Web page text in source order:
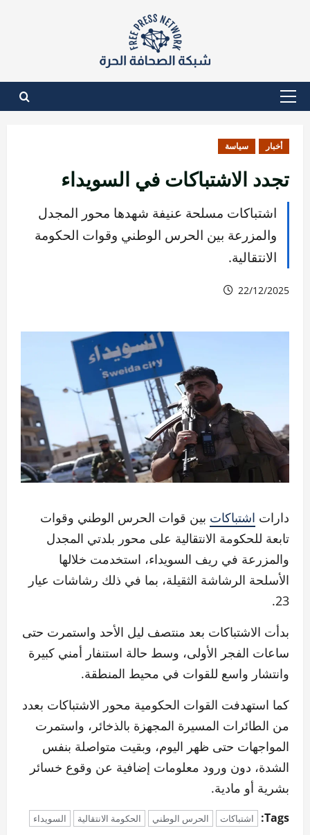
القائمة
أخبار سياسة
تجدد الاشتباكات في السويداء
اشتباكات مسلحة عنيفة شهدها محور المجدل
والمزرعة بين الحرس الوطني وقوات الحكومة
الانتقالية.
22/12/2025
دارات اشتباكات بين قوات الحرس الوطني وقوات
تابعة للحكومة الانتقالية على محور بلدتي المجدل
والمزرعة في ريف السويداء، استخدمت خلالها
الأسلحة الرشاشة الثقيلة، بما في ذلك رشاشات عيار
23.
بدأت الاشتباكات بعد منتصف ليل الأحد واستمرت حتى
ساعات الفجر الأولى، وسط حالة استنفار أمني كبيرة
وانتشار واسع للقوات في محيط المنطقة.
كما استهدفت القوات الحكومية محور الاشتباكات بعدد
من الطائرات المسيرة المجهزة بالذخائر، واستمرت
المواجهات حتى ظهر اليوم، وبقيت متواصلة بنفس
الشدة، دون ورود معلومات إضافية عن وقوع خسائر
بشرية أو مادية.
Tags: اشتباكات الحرس الوطني الحكومة الانتقالية السويداء